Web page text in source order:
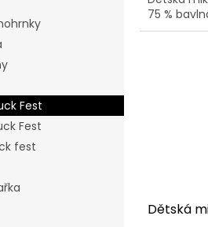
Fest
Fest
fest
75 %
Dětská